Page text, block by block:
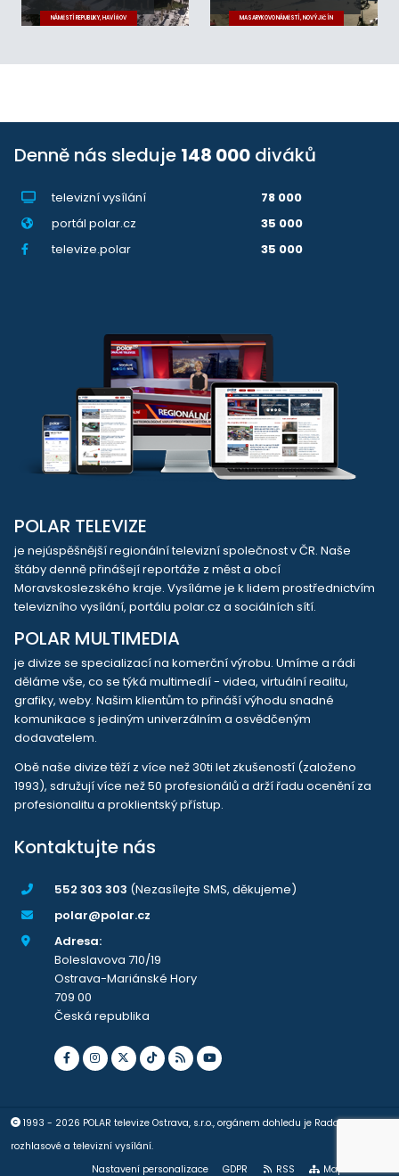
NÁMĚSTÍ REPUBLIKY, HAVÍŘOV MASARYKOVO NÁMĚSTÍ, NOVÝ JIČÍN
Denně nás sleduje 148 000 diváků
televizní vysílání
78 000
portál polar.cz
35 000
televize.polar
35 000
POLAR TELEVIZE
je nejúspěšnější regionální televizní společnost v ČR. Naše
štáby denně přinášejí reportáže z měst a obcí
Moravskoslezského kraje. Vysíláme je k lidem prostřednictvím
televizního vysílání, portálu polar.cz a sociálních sítí.
POLAR MULTIMEDIA
je divize se specializací na komerční výrobu. Umíme a rádi
děláme vše, co se týká multimedií - videa, virtuální realitu,
grafiky, weby. Našim klientům to přináší výhodu snadné
komunikace s jediným univerzálním a osvědčeným
dodavatelem.
Obě naše divize těží z více než 30ti let zkušeností (založeno
1993), sdružují více než 50 profesionálů a drží řadu ocenění za
profesionalitu a proklientský přístup.
Kontaktujte nás
552 303 303 (Nezasílejte SMS, děkujeme)
polar@polar.cz
Adresa:
Boleslavova 710/19
Ostrava-Mariánské Hory
709 00
Česká republika
1993 - 2026 POLAR televize Ostrava, s.r.o., orgánem dohledu je Rada pro
rozhlasové a televizní vysílání.
Nastavení personalizace
GDPR RSS Mapa stránek